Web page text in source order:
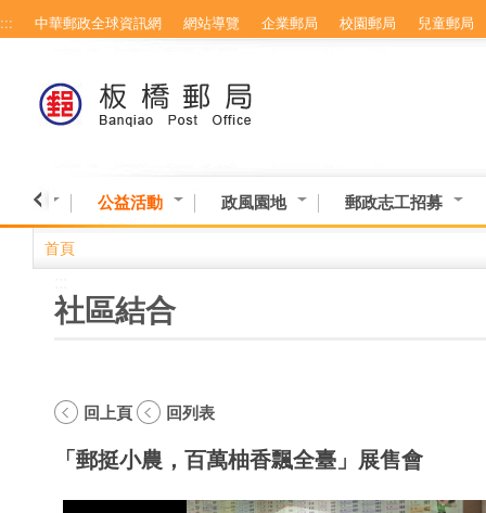
跳到主要內容區塊
::: 中華郵政全球資訊網 網站導覽 企業郵局 校園郵局 兒童郵局
交流 公益活動 政風園地 郵政志工招募
首頁
社區結合
回上頁 回列表
「郵挺小農，百萬柚香飄全臺」展售會